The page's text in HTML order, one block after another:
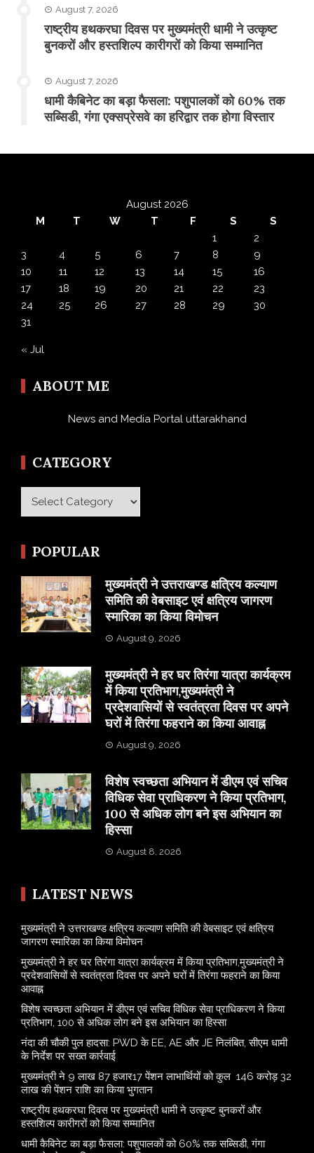
August 7, 2026
राष्ट्रीय हथकरघा दिवस पर मुख्यमंत्री धामी ने उत्कृष्ट
बुनकरों और हस्तशिल्प कारीगरों को किया सम्मानित
August 7, 2026
​धामी कैबिनेट का बड़ा फैसला: पशुपालकों को 60% तक
सब्सिडी, गंगा एक्सप्रेसवे का हरिद्वार तक होगा विस्तार
August 2026
M
T W T F S
S
1
2
3
4 5 6 7 8
9
10
11 12 13 14 15
16
17
18 19 20 21 22
23
24
25 26 27 28 29
30
31
« Jul
ABOUT ME
News and Media Portal uttarakhand
CATEGORY
Category
POPULAR
मुख्यमंत्री ने उत्तराखण्ड क्षत्रिय कल्याण
समिति की वेबसाइट एवं क्षत्रिय जागरण
स्मारिका का किया विमोचन
August 9, 2026
मुख्यमंत्री ने हर घर तिरंगा यात्रा कार्यक्रम
में किया प्रतिभाग,मुख्यमंत्री ने
प्रदेशवासियों से स्वतंत्रता दिवस पर अपने
घरों में तिरंगा फहराने का किया आवाह्न
August 9, 2026
विशेष स्वच्छता अभियान में डीएम एवं सचिव
विधिक सेवा प्राधिकरण ने किया प्रतिभाग,
100 से अधिक लोग बने इस अभियान का
हिस्सा
August 8, 2026
LATEST NEWS
मुख्यमंत्री ने उत्तराखण्ड क्षत्रिय कल्याण समिति की वेबसाइट एवं क्षत्रिय
जागरण स्मारिका का किया विमोचन
मुख्यमंत्री ने हर घर तिरंगा यात्रा कार्यक्रम में किया प्रतिभाग,मुख्यमंत्री ने
प्रदेशवासियों से स्वतंत्रता दिवस पर अपने घरों में तिरंगा फहराने का किया
आवाह्न
विशेष स्वच्छता अभियान में डीएम एवं सचिव विधिक सेवा प्राधिकरण ने किया
प्रतिभाग, 100 से अधिक लोग बने इस अभियान का हिस्सा
नंदा की चौकी पुल हादसा: PWD के EE, AE और JE निलंबित, सीएम धामी
के निर्देश पर सख्त कार्रवाई
मुख्यमंत्री ने 9 लाख 87 हजार17 पेंशन लाभार्थियों को कुल 146 करोड़ 32
लाख की पेंशन राशि का किया भुगतान
राष्ट्रीय हथकरघा दिवस पर मुख्यमंत्री धामी ने उत्कृष्ट बुनकरों और
हस्तशिल्प कारीगरों को किया सम्मानित
​धामी कैबिनेट का बड़ा फैसला: पशुपालकों को 60% तक सब्सिडी, गंगा